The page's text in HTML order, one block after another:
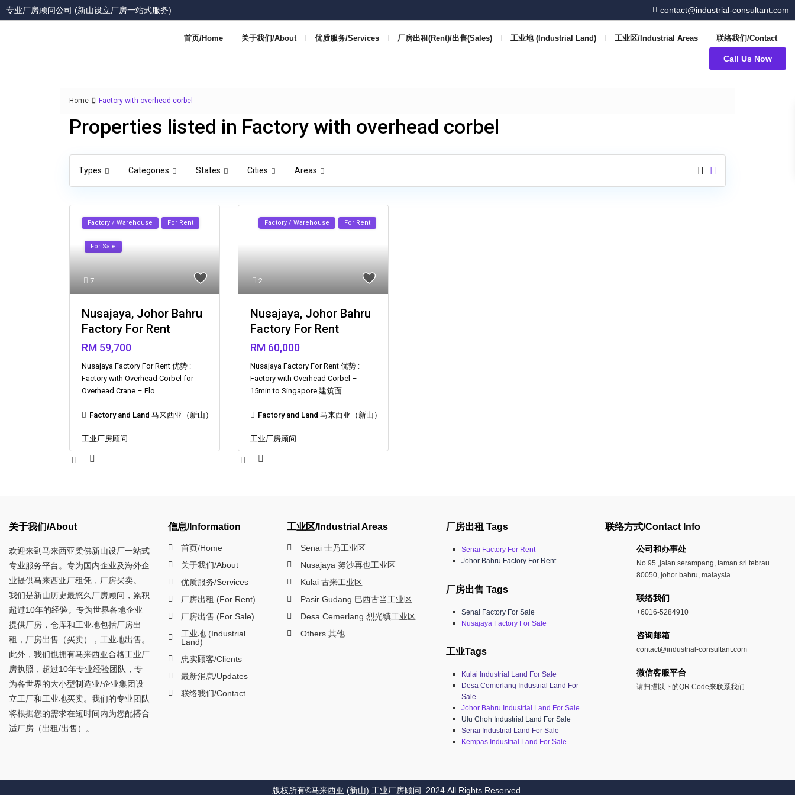
专业厂房顾问公司 (新山设立厂房一站式服务) contact@industrial-consultant.com
首页/Home 关于我们/About 优质服务/Services 厂房出租(Rent)/出售(Sales) 工业地 (Industrial Land) 工业区/Industrial Areas 联络我们/Contact
Call Us Now
Home Factory with overhead corbel
Properties listed in Factory with overhead corbel
Types Categories States Cities Areas
7
Factory / Warehouse For Rent
For Sale
Nusajaya, Johor Bahru
Factory For Rent
RM 59,700
Nusajaya Factory For Rent 优势 :
Factory with Overhead Corbel for
Overhead Crane – Flo ...
Factory and Land 马来西亚（新山）
工业厂房顾问
2
Factory / Warehouse For Rent
Nusajaya, Johor Bahru
Factory For Rent
RM 60,000
Nusajaya Factory For Rent 优势 :
Factory with Overhead Corbel –
15min to Singapore 建筑面 ...
Factory and Land 马来西亚（新山）
工业厂房顾问
关于我们/About
欢迎来到马来西亚柔佛新山设厂一站式
专业服务平台。专为国内企业及海外企
业提供马来西亚厂租凭，厂房买卖。
我们是新山历史最悠久厂房顾问，累积
超过10年的经验。专为世界各地企业
提供厂房，仓库和工业地包括厂房出
租，厂房出售（买卖），工业地出售。
此外，我们也拥有马来西亚合格工业厂
房执照，超过10年专业经验团队，专
为各世界的大小型制造业/企业集团设
立工厂和工业地买卖。我们的专业团队
将根据您的需求在短时间内为您配搭合
适厂房（出租/出售）。
信息/Information
首页/Home
关于我们/About
优质服务/Services
厂房出租 (For Rent)
厂房出售 (For Sale)
工业地 (Industrial
Land)
忠实顾客/Clients
最新消息/Updates
联络我们/Contact
工业区/Industrial Areas
Senai 士乃工业区
Nusajaya 努沙再也工业区
Kulai 古来工业区
Pasir Gudang 巴西古当工业区
Desa Cemerlang 烈光镇工业区
Others 其他
厂房出租 Tags
Senai Factory For Rent
Johor Bahru Factory For Rent
厂房出售 Tags
Senai Factory For Sale
Nusajaya Factory For Sale
工业Tags
Kulai Industrial Land For Sale
Desa Cemerlang Industrial Land For
Sale
Johor Bahru Industrial Land For Sale
Ulu Choh Industrial Land For Sale
Senai Industrial Land For Sale
Kempas Industrial Land For Sale
联络方式/Contact Info
公司和办事处​
No 95 ,jalan serampang, taman sri tebrau
80050, johor bahru, malaysia
联络我们
+6016-5284910
​咨询邮箱
contact@industrial-consultant.com
微信客服平台
请扫描以下的QR Code来联系我们
版权所有©马来西亚 (新山) 工业厂房顾问. 2024 All Rights Reserved.